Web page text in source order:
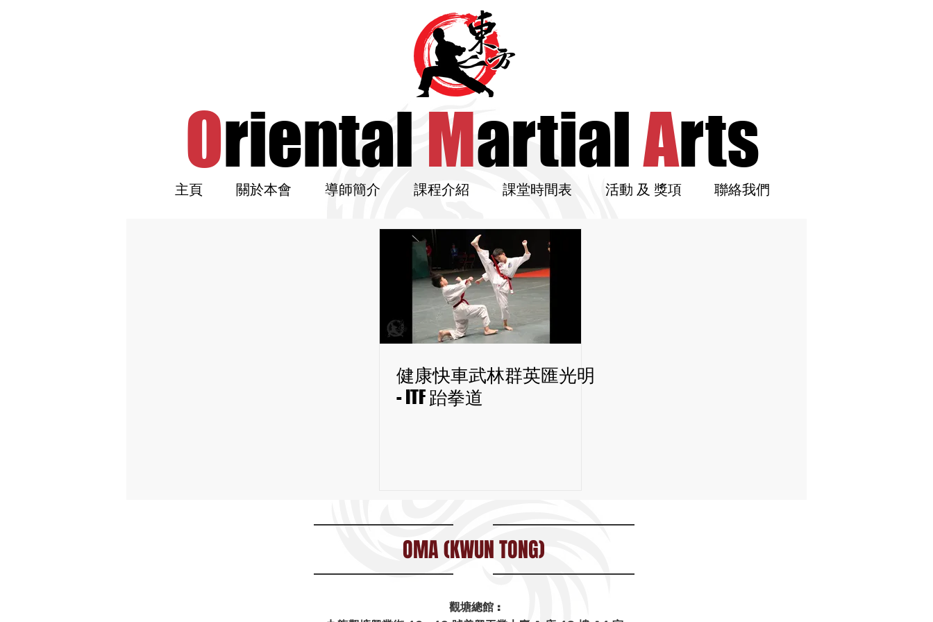
Oriental MartialArts
主頁 關於本會 導師簡介 課程介紹 課堂時間表 活動 及 獎項 聯絡我們
健康快車武林群英匯光明
- ITF 跆拳道
OMA (KWUN TONG)
觀塘總館 :